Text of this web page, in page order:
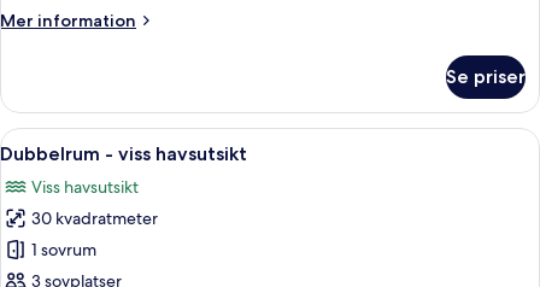
Mer information
Mer
Deluxe
Se priser
Öppna
alla
foton
för
Dubbelrum
-
Minibar, värdeförvaringsskåp på
12
Dubbelrum - viss havsutsikt
Viss havsutsikt
30 kvadratmeter
1 sovrum
3 sovplatser